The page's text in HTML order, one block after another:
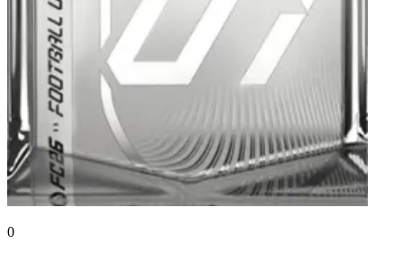
0